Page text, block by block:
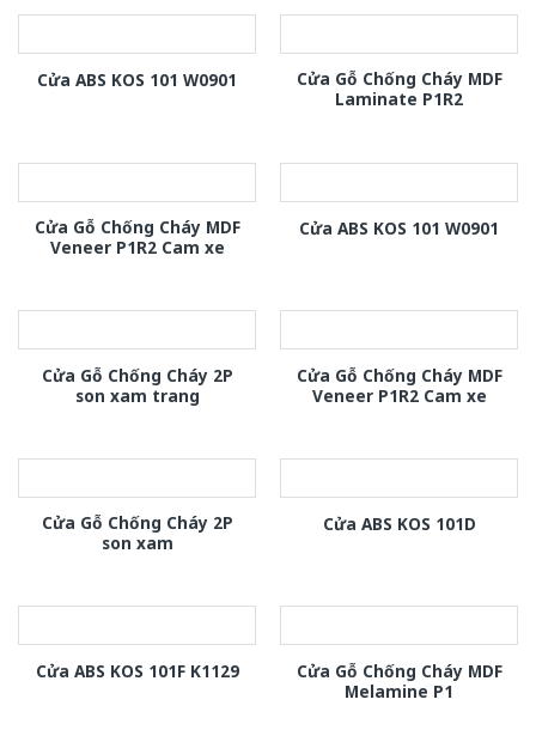
Cửa ABS KOS 101 W0901
Cửa Gỗ Chống Cháy MDF
Laminate P1R2
Cửa Gỗ Chống Cháy MDF
Veneer P1R2 Cam xe
Cửa ABS KOS 101 W0901
Cửa Gỗ Chống Cháy 2P
son xam trang
Cửa Gỗ Chống Cháy MDF
Veneer P1R2 Cam xe
Cửa Gỗ Chống Cháy 2P
son xam
Cửa ABS KOS 101D
Cửa ABS KOS 101F K1129
Cửa Gỗ Chống Cháy MDF
Melamine P1